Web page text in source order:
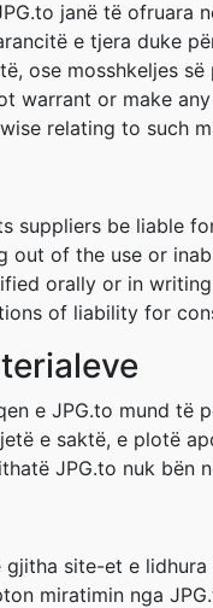
janë të ofruara
e tjera duke
ose mosshkeljes
warrant or make
relating to such
suppliers be liable
out of the use or
orally or in
of liability for
e JPG.to mund
e saktë, e plotë
JPG.to nuk bën
site-et e
miratimin nga